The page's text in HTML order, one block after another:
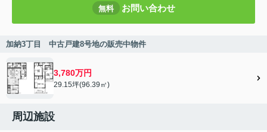
無料 お問い合わせ
加納3丁目 中古戸建8号地の販売中物件
3,780万円
29.15坪(96.39㎡)
周辺施設